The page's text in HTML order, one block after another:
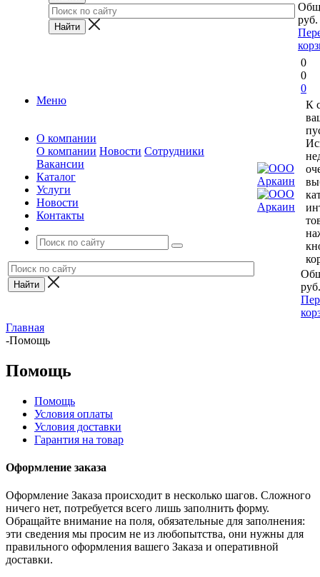
руб.
Меню
О компании
О компании Новости Сотрудники
Вакансии
Каталог
Услуги
Новости
Контакты
0
0
0
К
руб.
Главная
-Помощь
Помощь
Помощь
Условия оплаты
Условия доставки
Гарантия на товар
Оформление заказа
Оформление Заказа происходит в несколько шагов. Сложного
ничего нет, потребуется всего лишь заполнить форму.
Обращайте внимание на поля, обязательные для заполнения:
эти сведения мы просим не из любопытства, они нужны для
правильного оформления вашего Заказа и оперативной
доставки.